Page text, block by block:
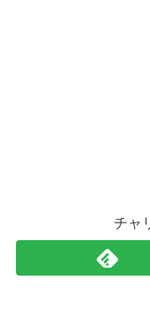
チャ